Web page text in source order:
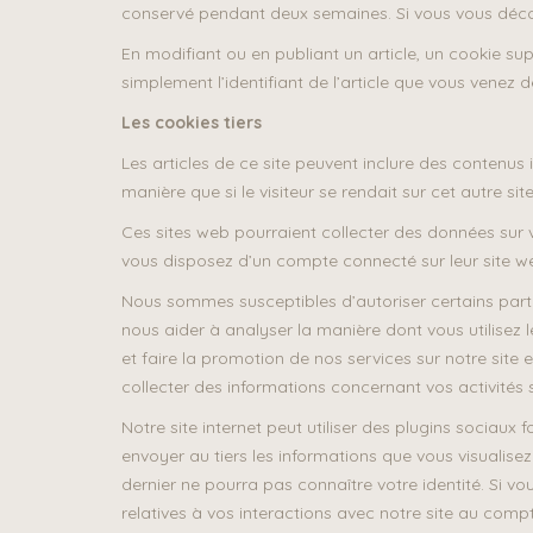
conservé pendant deux semaines. Si vous vous
En modifiant ou en publiant un article, un cookie
simplement l’identifiant de l’article que vous venez
Les cookies tiers
Les articles de ce site peuvent inclure des
manière que si le visiteur se rendait sur cet autre
Ces sites web pourraient collecter des données
vous disposez d’un compte connecté sur leur site
Nous sommes susceptibles d’autoriser certains
nous aider à analyser la manière dont vous utilisez
et faire la promotion de nos services sur notre site
collecter des informations concernant vos activités
Notre site internet peut utiliser des plugins sociaux
envoyer au tiers les informations que vous
dernier ne pourra pas connaître votre identité. Si
relatives à vos interactions avec notre site au